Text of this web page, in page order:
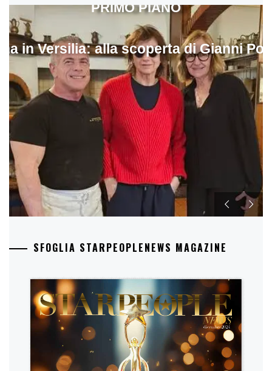
in Versilia: alla scoperta di Gianni
PRIMO PIANO
SFOGLIA STARPEOPLENEWS MAGAZINE